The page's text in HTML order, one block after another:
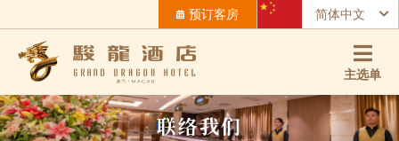
预订客房 简体中文
主选单
联络我们